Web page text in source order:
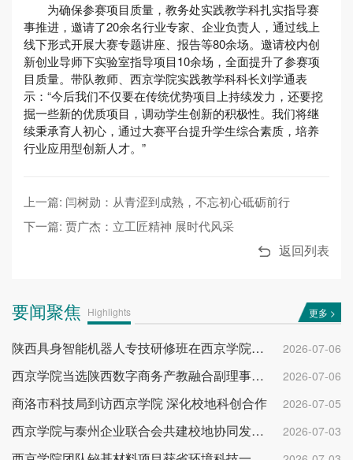
为确保参赛项目质量，教务处实践教学科扎实指导赛
事推进，邀请了20余名行业专家、企业负责人，通过线上
线下形式开展大赛专题讲座、报告等80余场。邀请校内创
新创业导师下实验室指导项目10余场，全面提升了参赛项
目质量。带队教师、西京学院实践教学科科长刘学通表
示：“今后我们不仅要在传统优势项目上持续发力，还要挖
掘一些新的优质项目，调动学生创新的积极性。我们将继
续秉承育人初心，通过大赛平台提升学生综合素质，培养
行业应用型创新人才。”
上一篇: 闫树勋：从青涩到成熟，不忘初心砥砺前行
下一篇: 贾广杰：立工匠精神 展时代风采
返回列表
要闻聚焦 Highlights 更多 >
陕西具身智能机器人专技研修班在西京学院开班 2026-07-06
西京学院当选陕西数字商务产教融合副理事长单位 2026-07-06
商洛市科技局到访西京学院 深化校地科创合作 2026-07-05
西京学院与泰州企业联合会共建校地协同发展平台 2026-07-03